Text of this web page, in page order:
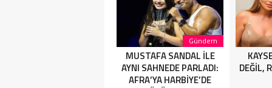
01:25 -
ASSOLİST
Gündem
MUSTAFA SANDAL İLE
AYNI SAHNEDE PARLADI:
AFRA’YA HARBİYE’DE
DEĞİL,